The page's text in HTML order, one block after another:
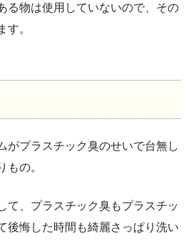
る物は使用していないので、その
す。
がプラスチック臭のせいで台無し
もの。
て、プラスチック臭もプラスチッ
後悔した時間も綺麗さっぱり洗い